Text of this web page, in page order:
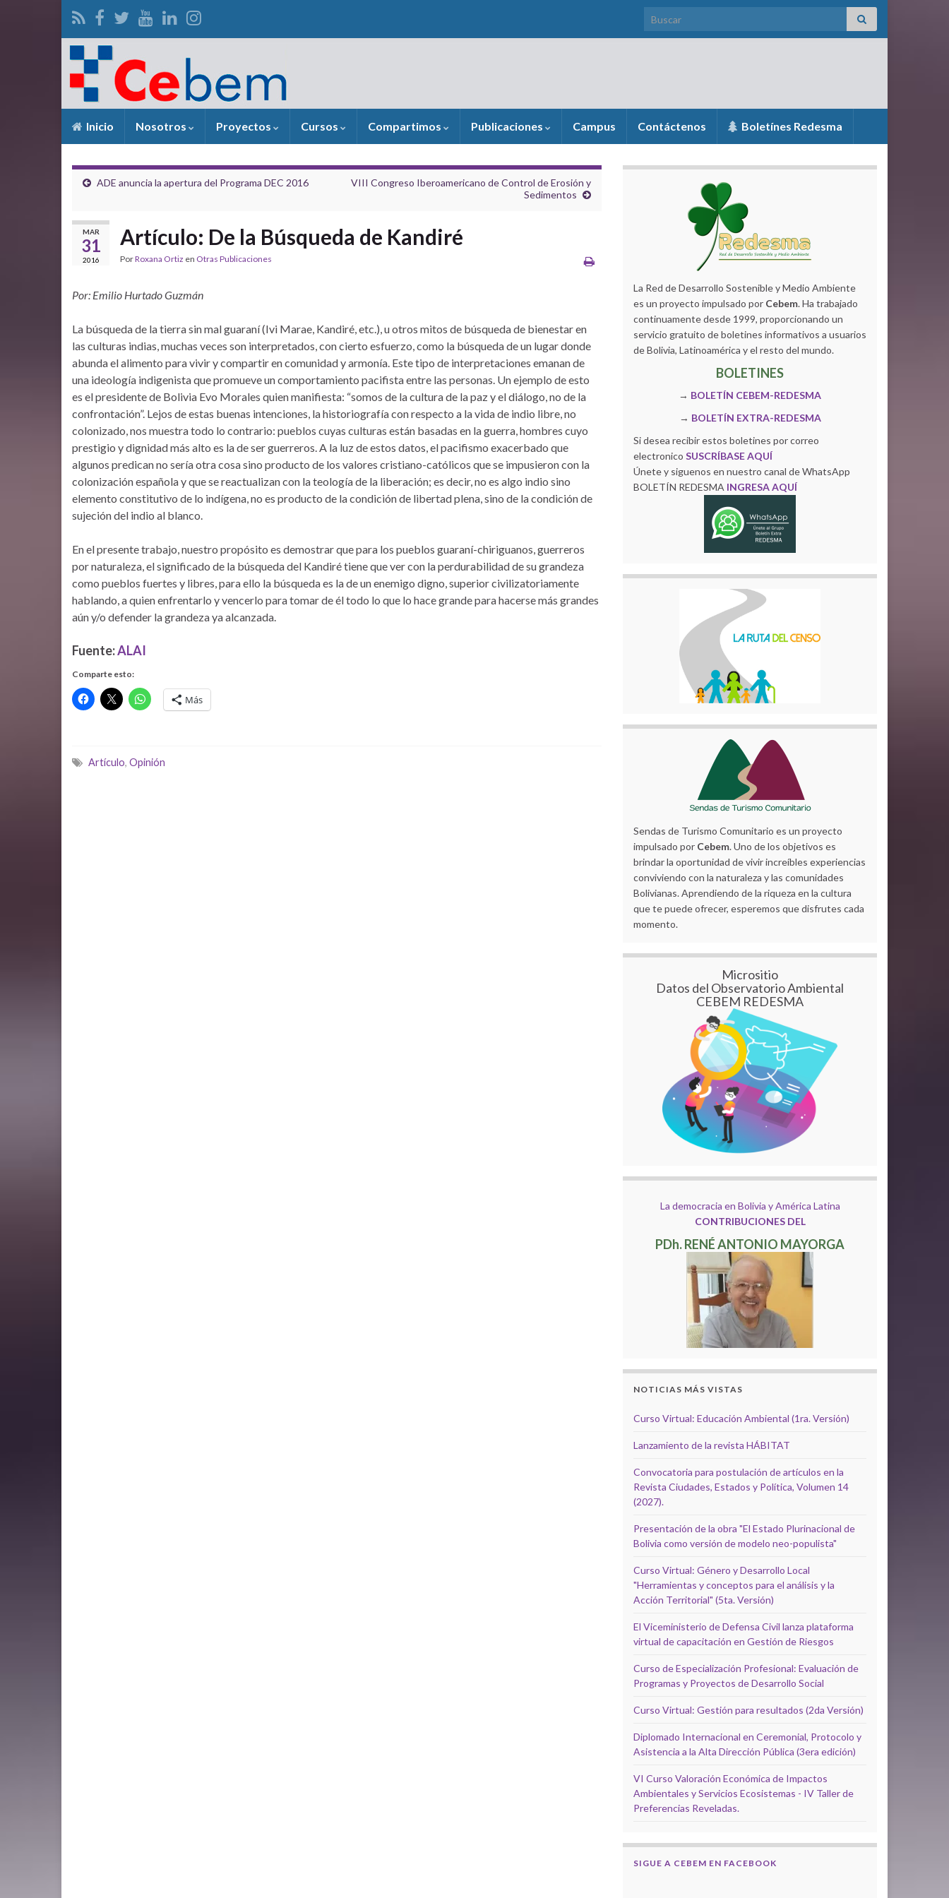
Search for:
Inicio Nosotros Proyectos Cursos Compartimos Publicaciones Campus Contáctenos Boletínes Redesma
ADE anuncia la apertura del Programa DEC 2016
VIII Congreso Iberoamericano de Control de Erosión y
Sedimentos
MAR
31
2016
Artículo: De la Búsqueda de Kandiré
PorRoxana Ortiz en Otras Publicaciones
Por: Emilio Hurtado Guzmán
La búsqueda de la tierra sin mal guaraní (Ivi Marae, Kandiré, etc.), u otros mitos de búsqueda de bienestar en
las culturas indias, muchas veces son interpretados, con cierto esfuerzo, como la búsqueda de un lugar donde
abunda el alimento para vivir y compartir en comunidad y armonía. Este tipo de interpretaciones emanan de
una ideología indigenista que promueve un comportamiento pacifista entre las personas. Un ejemplo de esto
es el presidente de Bolivia Evo Morales quien manifiesta: “somos de la cultura de la paz y el diálogo, no de la
confrontación”. Lejos de estas buenas intenciones, la historiografía con respecto a la vida de indio libre, no
colonizado, nos muestra todo lo contrario: pueblos cuyas culturas están basadas en la guerra, hombres cuyo
prestigio y dignidad más alto es la de ser guerreros. A la luz de estos datos, el pacifismo exacerbado que
algunos predican no sería otra cosa sino producto de los valores cristiano-católicos que se impusieron con la
colonización española y que se reactualizan con la teología de la liberación; es decir, no es algo indio sino
elemento constitutivo de lo indígena, no es producto de la condición de libertad plena, sino de la condición de
sujeción del indio al blanco.
En el presente trabajo, nuestro propósito es demostrar que para los pueblos guaraní-chiriguanos, guerreros
por naturaleza, el significado de la búsqueda del Kandiré tiene que ver con la perdurabilidad de su grandeza
como pueblos fuertes y libres, para ello la búsqueda es la de un enemigo digno, superior civilizatoriamente
hablando, a quien enfrentarlo y vencerlo para tomar de él todo lo que lo hace grande para hacerse más grandes
aún y/o defender la grandeza ya alcanzada.
Fuente:ALAI
Comparte esto:
Más
Artículo, Opinión
La Red de Desarrollo Sostenible y Medio Ambiente
es un proyecto impulsado por Cebem. Ha trabajado
continuamente desde 1999, proporcionando un
servicio gratuito de boletines informativos a usuarios
de Bolivia, Latinoamérica y el resto del mundo.
BOLETINES
→ BOLETÍN CEBEM-REDESMA
→ BOLETÍN EXTRA-REDESMA
Si desea recibir estos boletines por correo
electronico SUSCRÍBASE AQUÍ
Únete y siguenos en nuestro canal de WhatsApp
BOLETÍN REDESMA INGRESA AQUÍ
Sendas de Turismo Comunitario es un proyecto
impulsado por Cebem. Uno de los objetivos es
brindar la oportunidad de vivir increíbles experiencias
conviviendo con la naturaleza y las comunidades
Bolivianas. Aprendiendo de la riqueza en la cultura
que te puede ofrecer, esperemos que disfrutes cada
momento.
Micrositio
Datos del Observatorio Ambiental
CEBEM REDESMA
La democracia en Bolivia y América Latina
CONTRIBUCIONES DEL
PDh. RENÉ ANTONIO MAYORGA
NOTICIAS MÁS VISTAS
Curso Virtual: Educación Ambiental (1ra. Versión)
Lanzamiento de la revista HÁBITAT
Convocatoria para postulación de artículos en la
Revista Ciudades, Estados y Política, Volumen 14
(2027).
Presentación de la obra "El Estado Plurinacional de
Bolivia como versión de modelo neo-populista"
Curso Virtual: Género y Desarrollo Local
"Herramientas y conceptos para el análisis y la
Acción Territorial" (5ta. Versión)
El Viceministerio de Defensa Civil lanza plataforma
virtual de capacitación en Gestión de Riesgos
Curso de Especialización Profesional: Evaluación de
Programas y Proyectos de Desarrollo Social
Curso Virtual: Gestión para resultados (2da Versión)
Diplomado Internacional en Ceremonial, Protocolo y
Asistencia a la Alta Dirección Pública (3era edición)
VI Curso Valoración Económica de Impactos
Ambientales y Servicios Ecosistemas - IV Taller de
Preferencias Reveladas.
SIGUE A CEBEM EN FACEBOOK